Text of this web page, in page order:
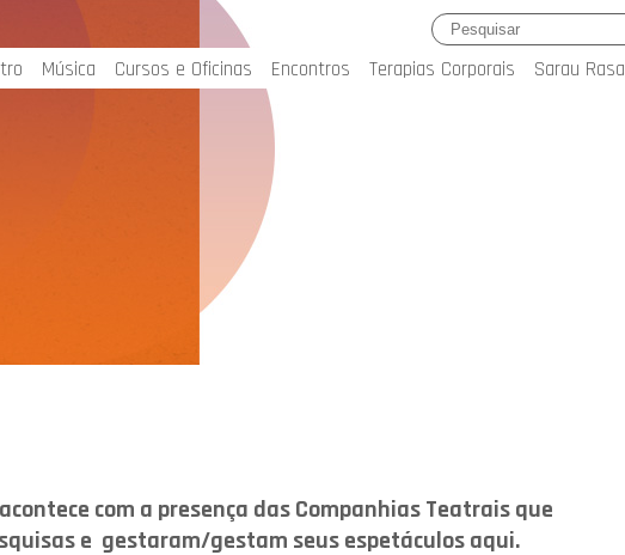
Música Cursos e Oficinas Encontros Terapias Corporais Sarau Rasa
com a presença das Companhias Teatrais que
e gestaram/gestam seus espetáculos aqui.